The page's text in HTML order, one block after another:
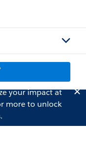
your impact at
more to unlock